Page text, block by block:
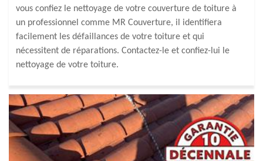
vous confiez le nettoyage de votre couverture de toiture à
un professionnel comme MR Couverture, il identifiera
facilement les défaillances de votre toiture et qui
nécessitent de réparations. Contactez-le et confiez-lui le
nettoyage de votre toiture.